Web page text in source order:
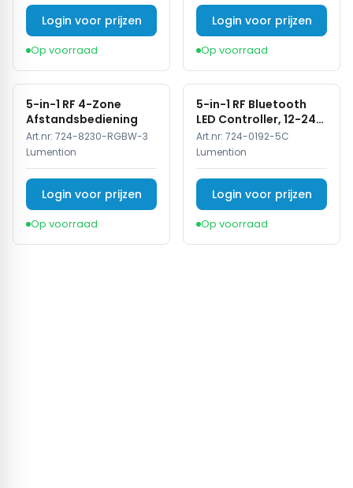
Login voor prijzen
Op voorraad
Login voor prijzen
Op voorraad
5-in-1 RF 4-Zone
Afstandsbediening
Art.nr: 724-8230-RGBW-3
Lumention
Login voor prijzen
Op voorraad
5-in-1 RF Bluetooth
LED Controller, 12-24V,
5x4A, 240/480W
Art.nr: 724-0192-5C
Lumention
Login voor prijzen
Op voorraad